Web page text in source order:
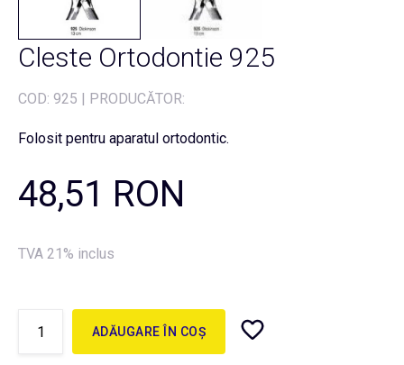
Cleste Ortodontie 925
COD: 925 | PRODUCĂTOR:
Folosit pentru aparatul ortodontic.
48,51 RON
TVA 21% inclus
ADĂUGARE ÎN COȘ